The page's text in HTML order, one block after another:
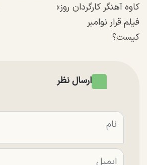
کاوه آهنگر کارگردان
فیلم قرار نوامبر
کیست؟
روز»
ارسال نظر